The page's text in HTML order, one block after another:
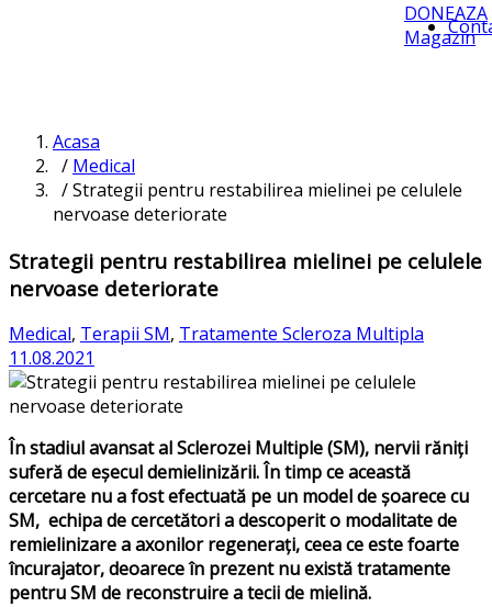
DONEAZA
Magazin
Acasa
/ Medical
/ Strategii pentru restabilirea mielinei pe celulele
nervoase deteriorate
Strategii pentru restabilirea mielinei pe celulele
nervoase deteriorate
Medical, Terapii SM, Tratamente Scleroza Multipla
11.08.2021
În stadiul avansat al Sclerozei Multiple (SM), nervii răniți
suferă de eșecul demielinizării. În timp ce această
cercetare nu a fost efectuată pe un model de șoarece cu
SM, echipa de cercetători a descoperit o modalitate de
remielinizare a axonilor regenerați, ceea ce este foarte
încurajator, deoarece în prezent nu există tratamente
pentru SM de reconstruire a tecii de mielină.